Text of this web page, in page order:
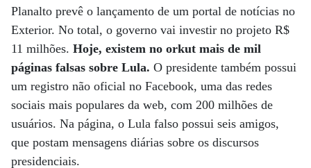
Planalto prevê o lançamento de um portal de notícias no
Exterior. No total, o governo vai investir no projeto R$
11 milhões. Hoje, existem no orkut mais de mil
páginas falsas sobre Lula. O presidente também possui
um registro não oficial no Facebook, uma das redes
sociais mais populares da web, com 200 milhões de
usuários. Na página, o Lula falso possui seis amigos,
que postam mensagens diárias sobre os discursos
presidenciais.